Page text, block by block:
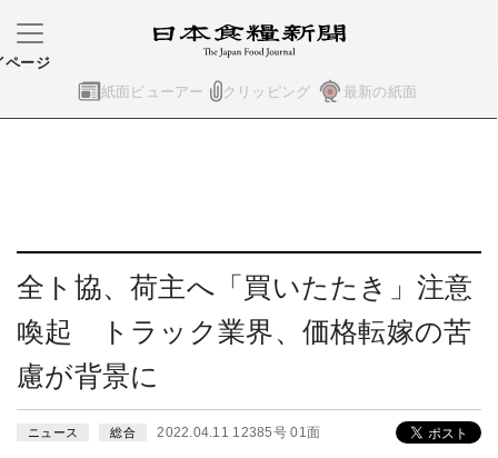
紙面ビューアー クリッピング 最新の紙面
ページ
全ト協、荷主へ「買いたたき」注意
喚起 トラック業界、価格転嫁の苦
慮が背景に
ニュース 総合 2022.04.11 12385号 01面